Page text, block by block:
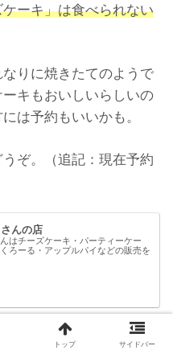
ーキ」は食べられない
りに焼きたてのようで
キもおいしいらしいの
は予約もいいかも。
ぞ。（追記：現在予約
んの店
はチーズケーキ・パーティーケー
ろーる・アップルパイなどの販売を
トップ サイドバー